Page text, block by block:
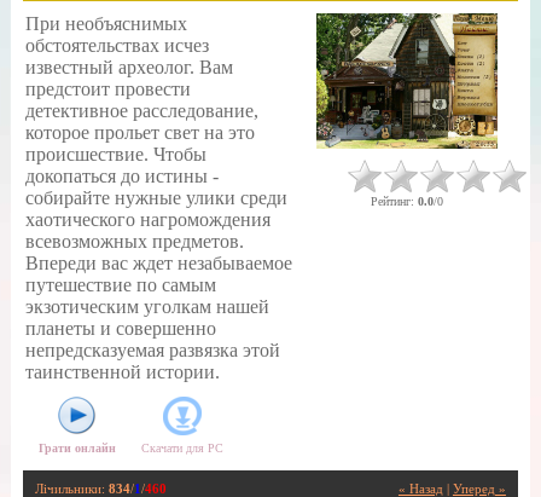
При необъяснимых
обстоятельствах исчез
известный археолог. Вам
предстоит провести
детективное расследование,
которое прольет свет на это
происшествие. Чтобы
докопаться до истины -
собирайте нужные улики среди
хаотического нагромождения
всевозможных предметов.
Впереди вас ждет незабываемое
путешествие по самым
экзотическим уголкам нашей
планеты и совершенно
непредсказуемая развязка этой
таинственной истории.
Грати онлайн Скачати для PC
Рейтинг: 0.0/0
« Назад Уперед »
Лічильники: 834/1 /460